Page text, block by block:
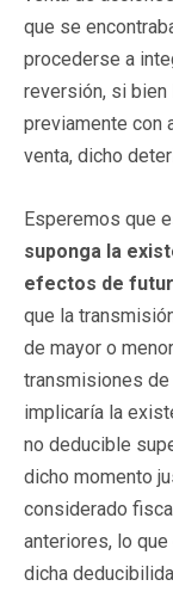
que se
procederse a
reversión, si bien
previamente con
venta, dicho
Esperemos que
suponga la
efectos de
que la
de mayor o
transmisiones
implicaría la
no deducible
dicho momento
considerado
anteriores, lo
dicha